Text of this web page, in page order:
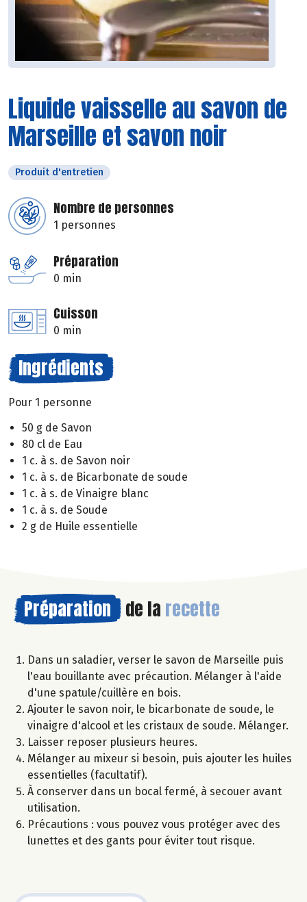
Liquide vaisselle au savon de
Marseille et savon noir
Produit d'entretien
Nombre de personnes
1 personnes
Préparation
0 min
Cuisson
0 min
Ingrédients
Pour 1 personne
50 g de Savon
80 cl de Eau
1 c. à s. de Savon noir
1 c. à s. de Bicarbonate de soude
1 c. à s. de Vinaigre blanc
1 c. à s. de Soude
2 g de Huile essentielle
Préparation de la recette
Dans un saladier, verser le savon de Marseille puis
l'eau bouillante avec précaution. Mélanger à l'aide
d'une spatule/cuillère en bois.
Ajouter le savon noir, le bicarbonate de soude, le
vinaigre d'alcool et les cristaux de soude. Mélanger.
Laisser reposer plusieurs heures.
Mélanger au mixeur si besoin, puis ajouter les huiles
essentielles (facultatif).
À conserver dans un bocal fermé, à secouer avant
utilisation.
Précautions : vous pouvez vous protéger avec des
lunettes et des gants pour éviter tout risque.